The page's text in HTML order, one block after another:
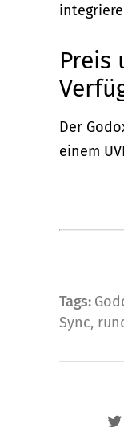
Preis
Der
einem
Tags:
Sync,